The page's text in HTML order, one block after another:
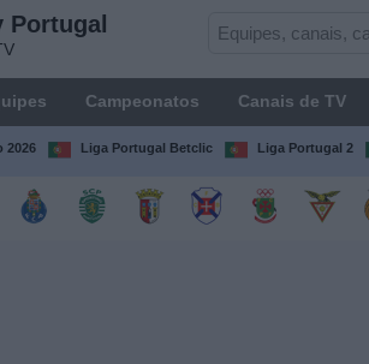
Portugal
Campeonatos Canais de TV
2026 Liga Portugal Betclic Liga Portugal 2